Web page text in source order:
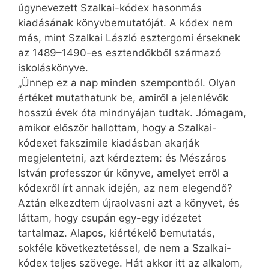
úgynevezett Szalkai-kódex hasonmás
kiadásának könyvbemutatóját. A kódex nem
más, mint Szalkai László esztergomi érseknek
az 1489–1490-es esztendőkből származó
iskoláskönyve.
„Ünnep ez a nap minden szempontból. Olyan
értéket mutathatunk be, amiről a jelenlévők
hosszú évek óta mindnyájan tudtak. Jómagam,
amikor először hallottam, hogy a Szalkai-
kódexet fakszimile kiadásban akarják
megjelentetni, azt kérdeztem: és Mészáros
István professzor úr könyve, amelyet erről a
kódexről írt annak idején, az nem elegendő?
Aztán elkezdtem újraolvasni azt a könyvet, és
láttam, hogy csupán egy-egy idézetet
tartalmaz. Alapos, kiértékelő bemutatás,
sokféle következtetéssel, de nem a Szalkai-
kódex teljes szövege. Hát akkor itt az alkalom,